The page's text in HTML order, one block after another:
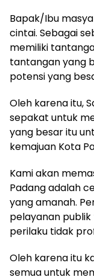
Bapak/Ibu
cintai. Sebagai
memiliki
tantangan yang
potensi yang
Oleh karena itu,
sepakat untuk
yang besar itu
kemajuan Kota
Kami akan
Padang adalah
yang amanah.
pelayanan publik
perilaku tidak
Oleh karena itu
semua untuk